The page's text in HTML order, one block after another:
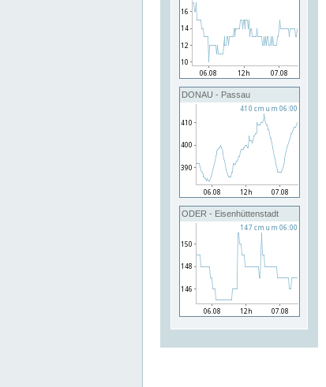
DONAU - Passau
ODER - Eisenhüttenstadt